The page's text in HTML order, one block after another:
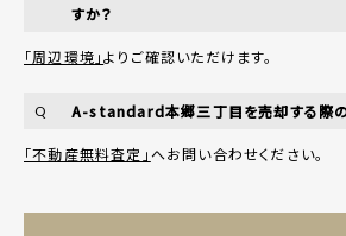
すか？
「周辺環境」よりご確認いただけます。
Q A-standard本郷三丁目を売却する際
「不動産無料査定」へお問い合わせください。